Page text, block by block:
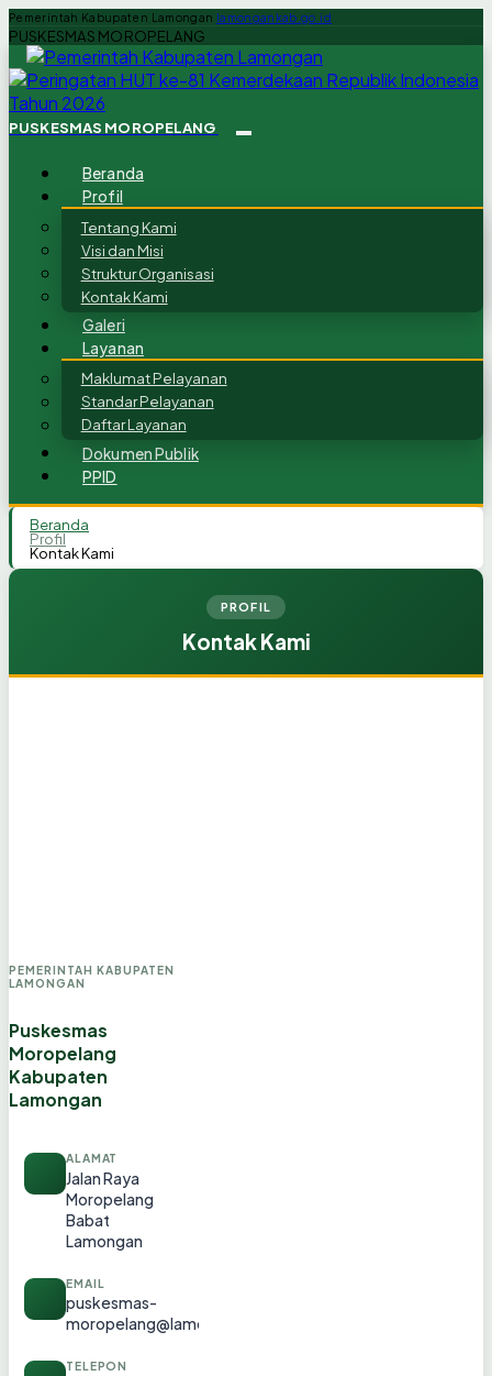
Pemerintah Kabupaten Lamongan lamongankab.go.id
PUSKESMAS MOROPELANG
PUSKESMAS MOROPELANG
Beranda
Profil
Tentang Kami
Visi dan Misi
Struktur Organisasi
Kontak Kami
Galeri
Layanan
Maklumat Pelayanan
Standar Pelayanan
Daftar Layanan
Dokumen Publik
PPID
Beranda
Profil
Kontak Kami
PROFIL
Kontak Kami
PEMERINTAH KABUPATEN
LAMONGAN
Puskesmas
Moropelang
Kabupaten
Lamongan
ALAMAT
Jalan Raya
Moropelang
Babat
Lamongan
EMAIL
puskesmas-
moropelang@lamongankab.go.id
TELEPON